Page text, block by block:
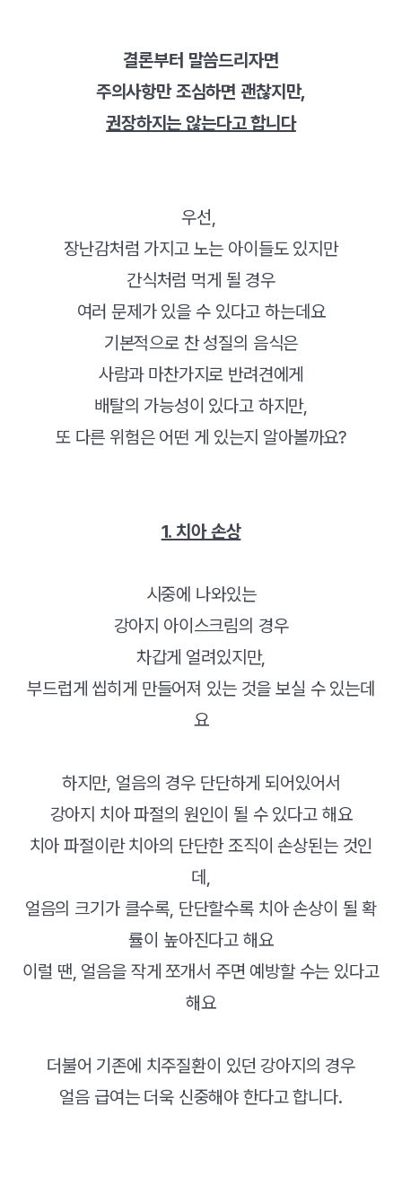
결론부터 말씀드리자면
주의사항만 조심하면 괜찮지만,
권장하지는 않는다고 합니다
우선,
장난감처럼 가지고 노는 아이들도 있지만
간식처럼 먹게 될 경우
여러 문제가 있을 수 있다고 하는데요
기본적으로 찬 성질의 음식은
사람과 마찬가지로 반려견에게
배탈의 가능성이 있다고 하지만,
또 다른 위험은 어떤 게 있는지 알아볼까요?
1. 치아 손상
시중에 나와있는
강아지 아이스크림의 경우
차갑게 얼려있지만,
부드럽게 씹히게 만들어져 있는 것을 보실 수 있는데
요
하지만, 얼음의 경우 단단하게 되어있어서
강아지 치아 파절의 원인이 될 수 있다고 해요
치아 파절이란 치아의 단단한 조직이 손상된는 것인
데,
얼음의 크기가 클수록, 단단할수록 치아 손상이 될 확
률이 높아진다고 해요
이럴 땐, 얼음을 작게 쪼개서 주면 예방할 수는 있다고
해요
더불어 기존에 치주질환이 있던 강아지의 경우
얼음 급여는 더욱 신중해야 한다고 합니다.